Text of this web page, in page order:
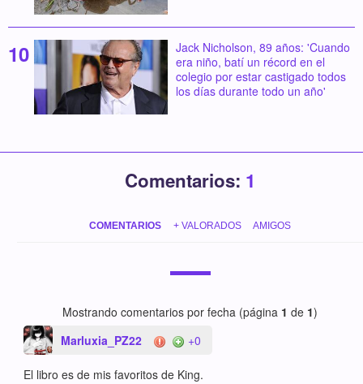
Jack Nicholson, 89 años: 'Cuando
era niño, batí un récord en el
colegio por estar castigado todos
los días durante todo un año'
Comentarios: 1
COMENTARIOS + VALORADOS AMIGOS
Mostrando comentarios por fecha (página 1 de 1)
Marluxia_PZ22
+0
El libro es de mis favoritos de King.